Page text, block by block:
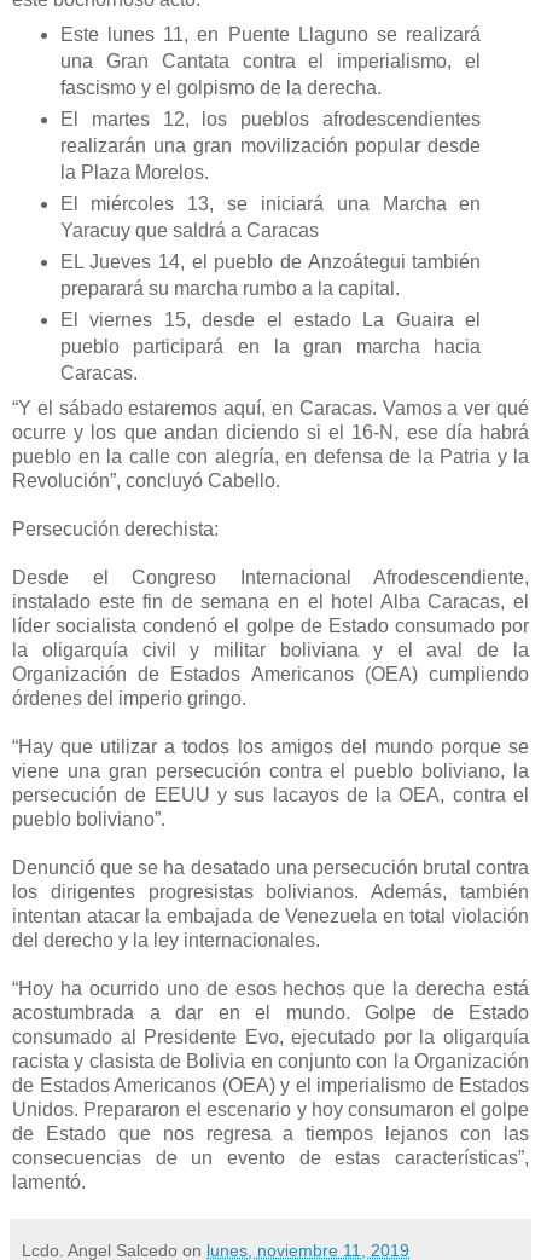
Este lunes 11, en Puente Llaguno se realizará
una Gran Cantata contra el imperialismo, el
fascismo y el golpismo de la derecha.
El martes 12, los pueblos afrodescendientes
realizarán una gran movilización popular desde
la Plaza Morelos.
El miércoles 13, se iniciará una Marcha en
Yaracuy que saldrá a Caracas
EL Jueves 14, el pueblo de Anzoátegui también
preparará su marcha rumbo a la capital.
El viernes 15, desde el estado La Guaira el
pueblo participará en la gran marcha hacia
Caracas.
“Y el sábado estaremos aquí, en Caracas. Vamos a ver qué
ocurre y los que andan diciendo si el 16-N, ese día habrá
pueblo en la calle con alegría, en defensa de la Patria y la
Revolución”, concluyó Cabello.
Persecución derechista:
Desde el Congreso Internacional Afrodescendiente,
instalado este fin de semana en el hotel Alba Caracas, el
líder socialista condenó el golpe de Estado consumado por
la oligarquía civil y militar boliviana y el aval de la
Organización de Estados Americanos (OEA) cumpliendo
órdenes del imperio gringo.
“Hay que utilizar a todos los amigos del mundo porque se
viene una gran persecución contra el pueblo boliviano, la
persecución de EEUU y sus lacayos de la OEA, contra el
pueblo boliviano”.
Denunció que se ha desatado una persecución brutal contra
los dirigentes progresistas bolivianos. Además, también
intentan atacar la embajada de Venezuela en total violación
del derecho y la ley internacionales.
“Hoy ha ocurrido uno de esos hechos que la derecha está
acostumbrada a dar en el mundo. Golpe de Estado
consumado al Presidente Evo, ejecutado por la oligarquía
racista y clasista de Bolivia en conjunto con la Organización
de Estados Americanos (OEA) y el imperialismo de Estados
Unidos. Prepararon el escenario y hoy consumaron el golpe
de Estado que nos regresa a tiempos lejanos con las
consecuencias de un evento de estas características”,
lamentó.
Lcdo. Angel Salcedo on lunes, noviembre 11, 2019